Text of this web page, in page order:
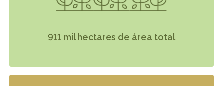
911 mil hectares de área total